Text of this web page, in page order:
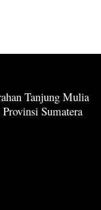
Tanjung Mulia
Sumatera